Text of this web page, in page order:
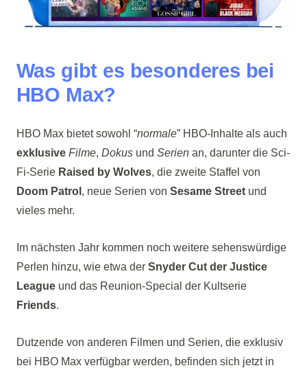
Was gibt es besonderes bei
HBO Max?
HBO Max bietet sowohl “normale” HBO-Inhalte als auch
exklusiveFilme, Dokusund Serienan, darunter die Sci-
Fi-Serie Raised by Wolves, die zweite Staffel von
Doom Patrol , neue Serien von Sesame Streetund
vieles mehr.
Im nächsten Jahr kommen noch weitere sehenswürdige
Perlen hinzu, wie etwa der Snyder Cut der Justice
Leagueund das Reunion-Special der Kultserie
Friends.
Dutzende von anderen Filmen und Serien, die exklusiv
bei HBO Max verfügbar werden, befinden sich jetzt in